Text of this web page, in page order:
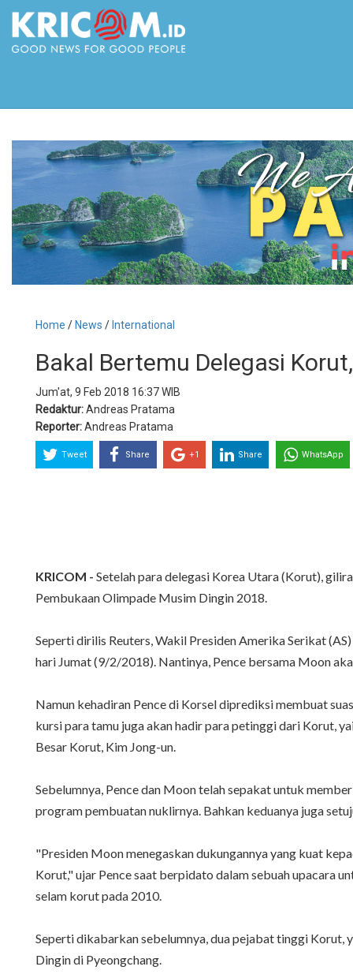
Home / News / International
Bakal Bertemu Delegasi
Jum'at, 9 Feb 2018 16:37 WIB
Redaktur:Andreas Pratama
Reporter:Andreas Pratama
Tweet Share +1 Share WhatsApp
KRICOM - Setelah para delegasi Korea Utara (Korut),
Pembukaan Olimpade Musim Dingin 2018.
Seperti dirilis Reuters, Wakil Presiden Amerika Serikat
hari Jumat (9/2/2018). Nantinya, Pence bersama Moon
Namun kehadiran Pence di Korsel diprediksi membuat
kursi para tamu juga akan hadir para petinggi dari Korut,
Besar Korut, Kim Jong-un.
Sebelumnya, Pence dan Moon telah sepakat untuk
program pembuatan nuklirnya. Bahkan keduanya juga
"Presiden Moon menegaskan dukungannya yang kuat
Korut," ujar Pence saat berpidato dalam sebuah upacara
selam korut pada 2010.
Seperti dikabarkan sebelumnya, dua pejabat tinggi
Dingin di Pyeongchang.